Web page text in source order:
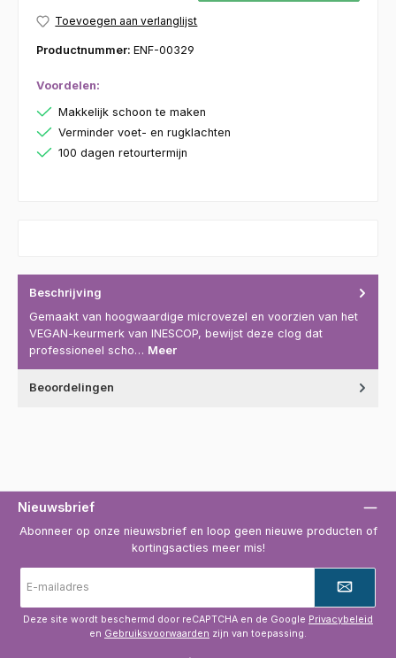
Toevoegen aan verlanglijst
Productnummer: ENF-00329
Voordelen:
Makkelijk schoon te maken
Verminder voet- en rugklachten
100 dagen retourtermijn
Beschrijving
Gemaakt van hoogwaardige microvezel en voorzien van het
VEGAN-keurmerk van INESCOP, bewijst deze clog dat
professioneel scho… Meer
Beoordelingen
Nieuwsbrief
Abonneer op onze nieuwsbrief en loop geen nieuwe producten of
kortingsacties meer mis!
mailadres
*
Deze site wordt beschermd door reCAPTCHA en de Google Privacybeleid
en Gebruiksvoorwaarden zijn van toepassing.